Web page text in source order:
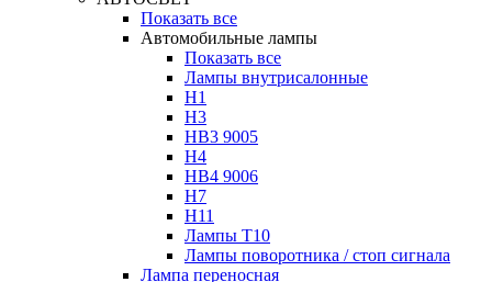
Показать все
Автомобильные лампы
Показать все
Лампы внутрисалонные
H1
H3
HB3 9005
H4
HB4 9006
H7
H11
Лампы Т10
Лампы поворотника / стоп сигнала
Лампа переносная